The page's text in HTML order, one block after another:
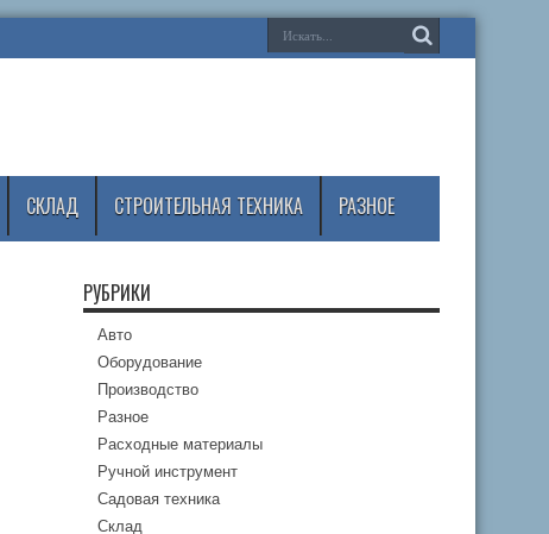
СКЛАД СТРОИТЕЛЬНАЯ ТЕХНИКА РАЗНОЕ
РУБРИКИ
Авто
Оборудование
Производство
Разное
Расходные материалы
Ручной инструмент
Садовая техника
Склад